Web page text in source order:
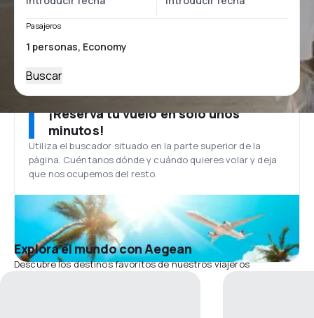
Pasajeros
Buscar
¡Reserva tu vuelo en solo unos
minutos!
Utiliza el buscador situado en la parte superior de la
página. Cuéntanos dónde y cuándo quieres volar y deja
que nos ocupemos del resto.
Explora el mundo con Aegean
Descubre los destinos favoritos de nuestros viajeros